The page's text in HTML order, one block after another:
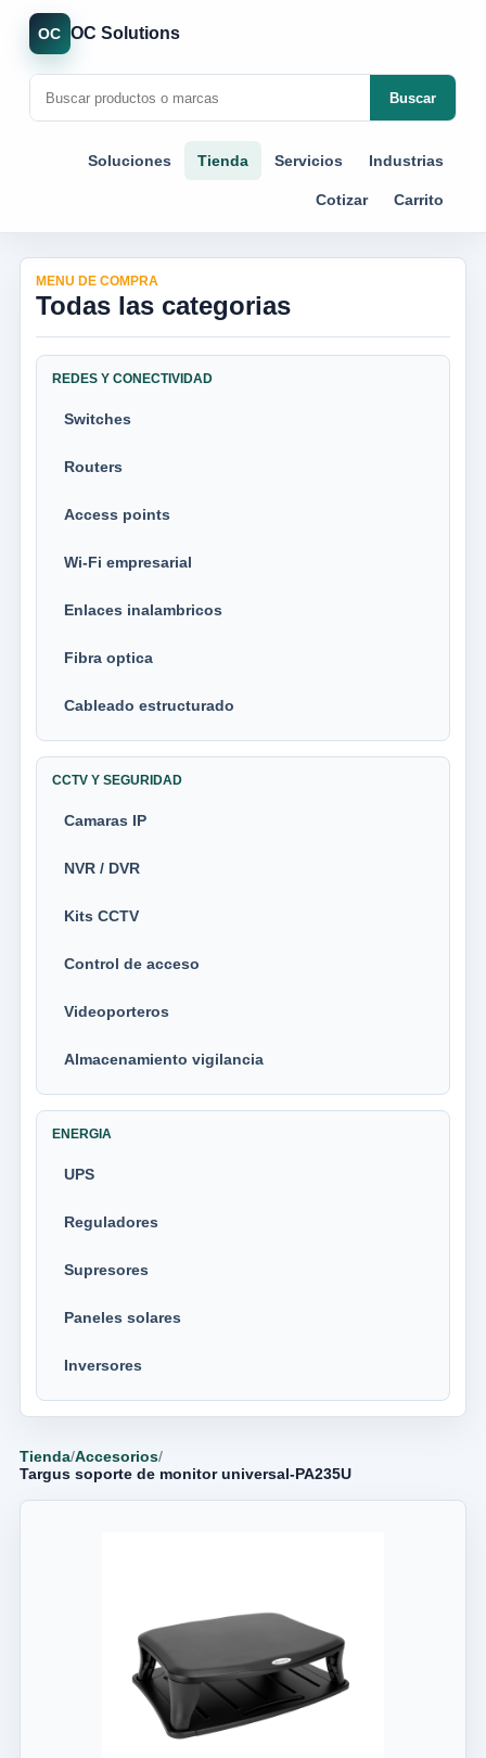
OC OC Solutions
Buscar
Soluciones Tienda Servicios Industrias
Cotizar Carrito
MENU DE COMPRA
Todas las categorias
REDES Y CONECTIVIDAD
Switches
Routers
Access points
Wi-Fi empresarial
Enlaces inalambricos
Fibra optica
Cableado estructurado
CCTV Y SEGURIDAD
Camaras IP
NVR / DVR
Kits CCTV
Control de acceso
Videoporteros
Almacenamiento vigilancia
ENERGIA
UPS
Reguladores
Supresores
Paneles solares
Inversores
Tienda/Accesorios/
Targus soporte de monitor universal-PA235U